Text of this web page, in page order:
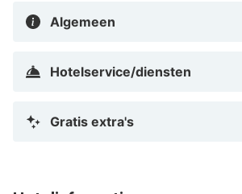
Algemeen
Hotelservice/diensten
Gratis extra's